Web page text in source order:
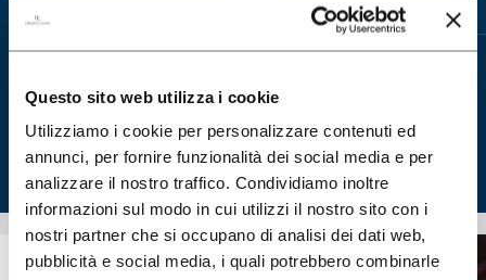
Questo sito web utilizza i cookie
Utilizziamo i cookie per personalizzare contenuti ed
annunci, per fornire funzionalità dei social media e per
analizzare il nostro traffico. Condividiamo inoltre
informazioni sul modo in cui utilizzi il nostro sito con i
nostri partner che si occupano di analisi dei dati web,
pubblicità e social media, i quali potrebbero combinarle